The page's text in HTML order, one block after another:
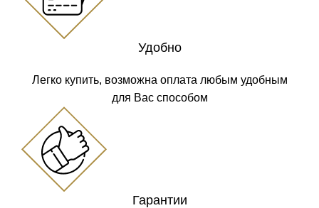
Удобно
Легко купить, возможна оплата любым удобным
для Вас способом
Гарантии